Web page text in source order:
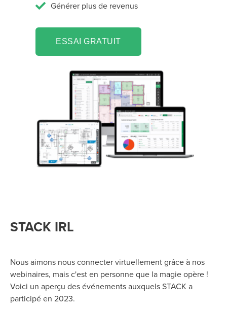
Générer plus de revenus
ESSAI GRATUIT
STACK IRL
Nous aimons nous connecter virtuellement grâce à nos
webinaires, mais c'est en personne que la magie opère !
Voici un aperçu des événements auxquels STACK a
participé en 2023.